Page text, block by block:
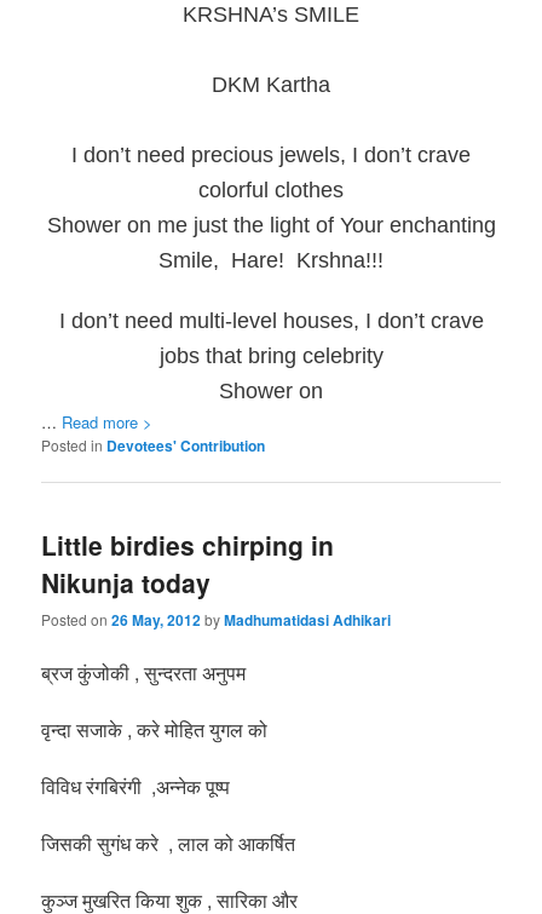
KRSHNA’s SMILE
DKM Kartha
I don’t need precious jewels, I don’t crave
colorful clothes
Shower on me just the light of Your enchanting
Smile, Hare! Krshna!!!
I don’t need multi-level houses, I don’t crave
jobs that bring celebrity
Shower on
… Read more >
Posted in Devotees' Contribution
Little birdies chirping in
Nikunja today
Posted on26 May, 2012byMadhumatidasi Adhikari
ब्रज कुंजोकी , सुन्दरता अनुपम
वृन्दा सजाके , करे मोहित युगल को
विविध रंगबिरंगी ,अन्नेक पूष्प
जिसकी सुगंध करे , लाल को आकर्षित
कुञ्ज मुखरित किया शुक , सारिका और